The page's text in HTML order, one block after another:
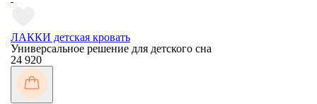
ЛАККИ детская кровать
Универсальное решение для детского сна
24 920